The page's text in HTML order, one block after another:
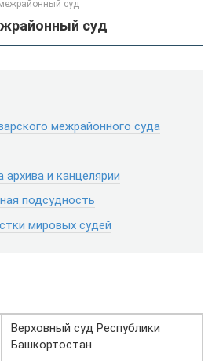
суд
суд
межрайонного суда
архива и канцелярии
подсудность
мировых судей
Верховный суд Республики
Башкортостан